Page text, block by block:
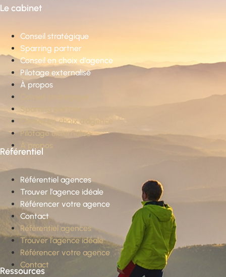
Le cabinet
Conseil stratégique
Sparring partner
Conseil en choix d’agence
Pilotage externalisé
À propos
Conseil stratégique
Sparring partner
Conseil en choix d’agence
Pilotage externalisé
À propos
Référentiel
Référentiel agences
Trouver l’agence idéale
Référencer votre agence
Contact
Référentiel agences
Trouver l’agence idéale
Référencer votre agence
Contact
Ressources